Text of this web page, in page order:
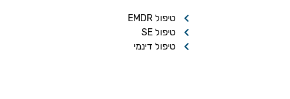
טיפול EMDR
טיפול SE
טיפול דינמי